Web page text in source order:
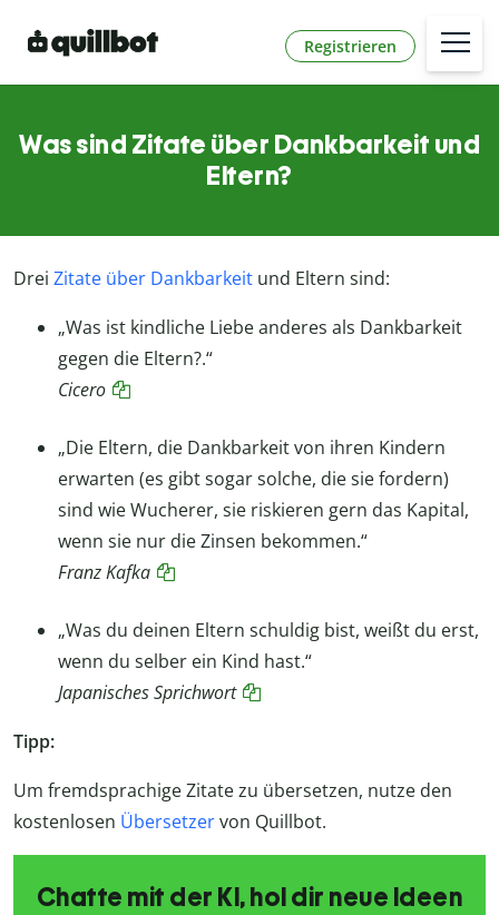
Registrieren
Was sind Zitate über Dankbarkeit und
Eltern?
Drei Zitate über Dankbarkeit und Eltern sind:
„Was ist kindliche Liebe anderes als Dankbarkeit
gegen die Eltern?.“
Cicero
„Die Eltern, die Dankbarkeit von ihren Kindern
erwarten (es gibt sogar solche, die sie fordern)
sind wie Wucherer, sie riskieren gern das Kapital,
wenn sie nur die Zinsen bekommen.“
Franz Kafka
„Was du deinen Eltern schuldig bist, weißt du erst,
wenn du selber ein Kind hast.“
Japanisches Sprichwort
Tipp:
Um fremdsprachige Zitate zu übersetzen, nutze den
kostenlosen Übersetzervon Quillbot.
Chatte mit der KI, hol dir neue Ideen